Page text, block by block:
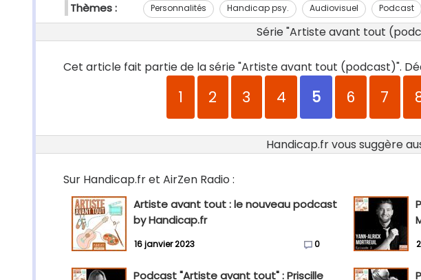
Thèmes : Personnalités Handicap psy. Audiovisuel Podcast
Série "Artiste avant tout
Cet article fait partie de la série "Artiste avant tout (podcast)".
1 2 3 4 5 6 7
Handicap.fr vous suggère
Sur Handicap.fr et AirZen Radio :
Artiste avant tout : le nouveau podcast
by Handicap.fr
16 janvier 2023 0
Podcast "Artiste avant tout" : Priscille